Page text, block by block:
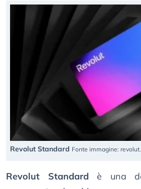
Revolut Standard Fonte immagine:
Revolut Standard è una